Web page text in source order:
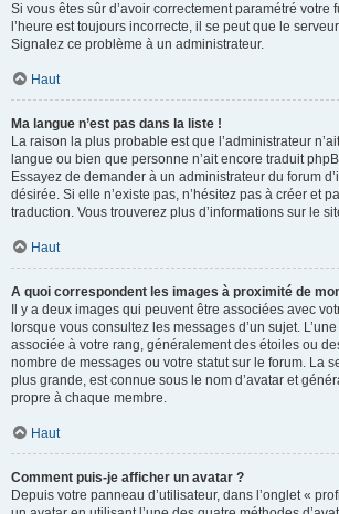
Si vous êtes sûr d’avoir correctement paramétré votre
l’heure est toujours incorrecte, il se peut que le
Signalez ce problème à un administrateur.
Haut
Ma langue n’est pas dans la liste !
La raison la plus probable est que l’administrateur
langue ou bien que personne n’ait encore traduit
Essayez de demander à un administrateur du forum
désirée. Si elle n’existe pas, n’hésitez pas à créer et
traduction. Vous trouverez plus d’informations sur le
Haut
A quoi correspondent les images à proximité de
Il y a deux images qui peuvent être associées avec
lorsque vous consultez les messages d’un sujet.
associée à votre rang, généralement des étoiles ou
nombre de messages ou votre statut sur le forum. La
plus grande, est connue sous le nom d’avatar et
propre à chaque membre.
Haut
Comment puis-je afficher un avatar ?
Depuis votre panneau d’utilisateur, dans l’onglet «